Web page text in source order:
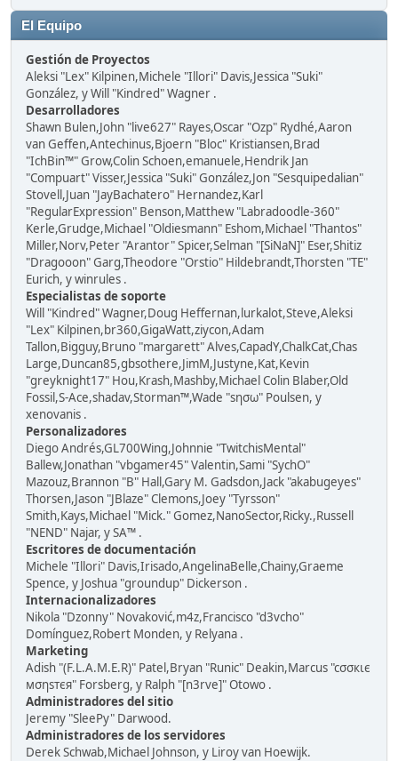
El Equipo
Gestión de Proyectos
Aleksi "Lex" Kilpinen,Michele "Illori" Davis,Jessica "Suki"
González, y Will "Kindred" Wagner .
Desarrolladores
Shawn Bulen,John "live627" Rayes,Oscar "Ozp" Rydhé,Aaron
van Geffen,Antechinus,Bjoern "Bloc" Kristiansen,Brad
"IchBin™" Grow,Colin Schoen,emanuele,Hendrik Jan
"Compuart" Visser,Jessica "Suki" González,Jon "Sesquipedalian"
Stovell,Juan "JayBachatero" Hernandez,Karl
"RegularExpression" Benson,Matthew "Labradoodle-360"
Kerle,Grudge,Michael "Oldiesmann" Eshom,Michael "Thantos"
Miller,Norv,Peter "Arantor" Spicer,Selman "[SiNaN]" Eser,Shitiz
"Dragooon" Garg,Theodore "Orstio" Hildebrandt,Thorsten "TE"
Eurich, y winrules .
Especialistas de soporte
Will "Kindred" Wagner,Doug Heffernan,lurkalot,Steve,Aleksi
"Lex" Kilpinen,br360,GigaWatt,ziycon,Adam
Tallon,Bigguy,Bruno "margarett" Alves,CapadY,ChalkCat,Chas
Large,Duncan85,gbsothere,JimM,Justyne,Kat,Kevin
"greyknight17" Hou,Krash,Mashby,Michael Colin Blaber,Old
Fossil,S-Ace,shadav,Storman™,Wade "sησω" Poulsen, y
xenovanis .
Personalizadores
Diego Andrés,GL700Wing,Johnnie "TwitchisMental"
Ballew,Jonathan "vbgamer45" Valentin,Sami "SychO"
Mazouz,Brannon "B" Hall,Gary M. Gadsdon,Jack "akabugeyes"
Thorsen,Jason "JBlaze" Clemons,Joey "Tyrsson"
Smith,Kays,Michael "Mick." Gomez,NanoSector,Ricky.,Russell
"NEND" Najar, y SA™ .
Escritores de documentación
Michele "Illori" Davis,Irisado,AngelinaBelle,Chainy,Graeme
Spence, y Joshua "groundup" Dickerson .
Internacionalizadores
Nikola "Dzonny" Novaković,m4z,Francisco "d3vcho"
Domínguez,Robert Monden, y Relyana .
Marketing
Adish "(F.L.A.M.E.R)" Patel,Bryan "Runic" Deakin,Marcus "cσσкιє
мσηѕтєя" Forsberg, y Ralph "[n3rve]" Otowo .
Administradores del sitio
Jeremy "SleePy" Darwood.
Administradores de los servidores
Derek Schwab,Michael Johnson, y Liroy van Hoewijk.